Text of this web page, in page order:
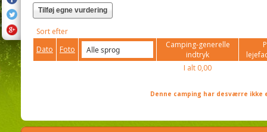
Tilføj egne vurdering
Sort efter
Dato
Foto
Camping-generelle
indtryk
I alt 0,00
Denne camping har desværre